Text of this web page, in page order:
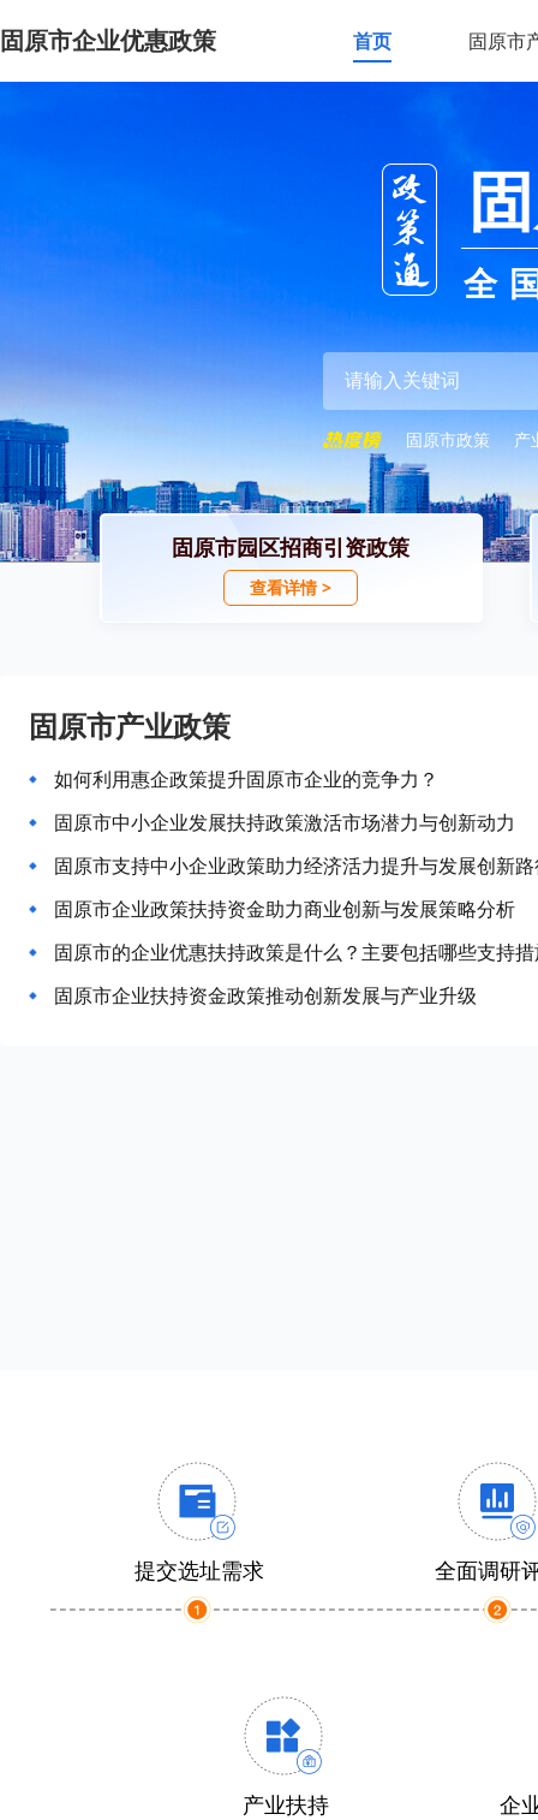
固原市企业优惠政策 首页 固原市
全
固原市政策 产
固原市园区招商引资政策
查看详情 >
固原市产业政策
如何利用惠企政策提升固原市企业的竞争力？
固原市中小企业发展扶持政策激活市场潜力与创新动力
固原市支持中小企业政策助力经济活力提升与发展创新
固原市企业政策扶持资金助力商业创新与发展策略分析
固原市的企业优惠扶持政策是什么？主要包括哪些支持
固原市企业扶持资金政策推动创新发展与产业升级
提交选址需求 全面调研
产业扶持 企